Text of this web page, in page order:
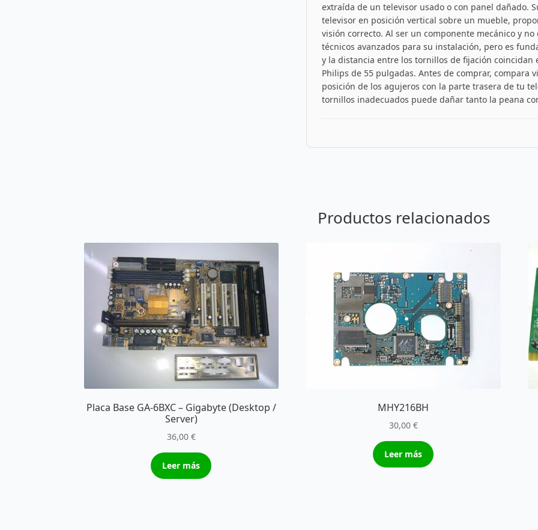
extraída de un televisor usado o con panel dañado.
televisor en posición vertical sobre un mueble,
visión correcto. Al ser un componente mecánico y
técnicos avanzados para su instalación, pero es
y la distancia entre los tornillos de fijación coincidan
Philips de 55 pulgadas. Antes de comprar, compara
posición de los agujeros con la parte trasera de tu
tornillos inadecuados puede dañar tanto la peana
Productos relacionados
Placa Base GA-6BXC – Gigabyte (Desktop /
Server)
36,00 €
Leer más
MHY216BH
30,00 €
Leer más